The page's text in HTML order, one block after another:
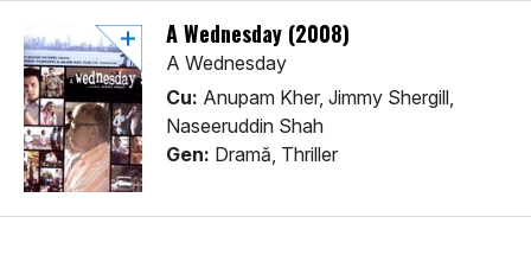
A Wednesday (2008)
A Wednesday
Cu: Anupam Kher, Jimmy Shergill,
Naseeruddin Shah
Gen: Dramă, Thriller